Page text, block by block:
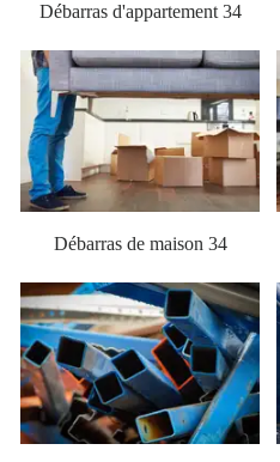
Débarras d'appartement 34
Débarras de maison 34